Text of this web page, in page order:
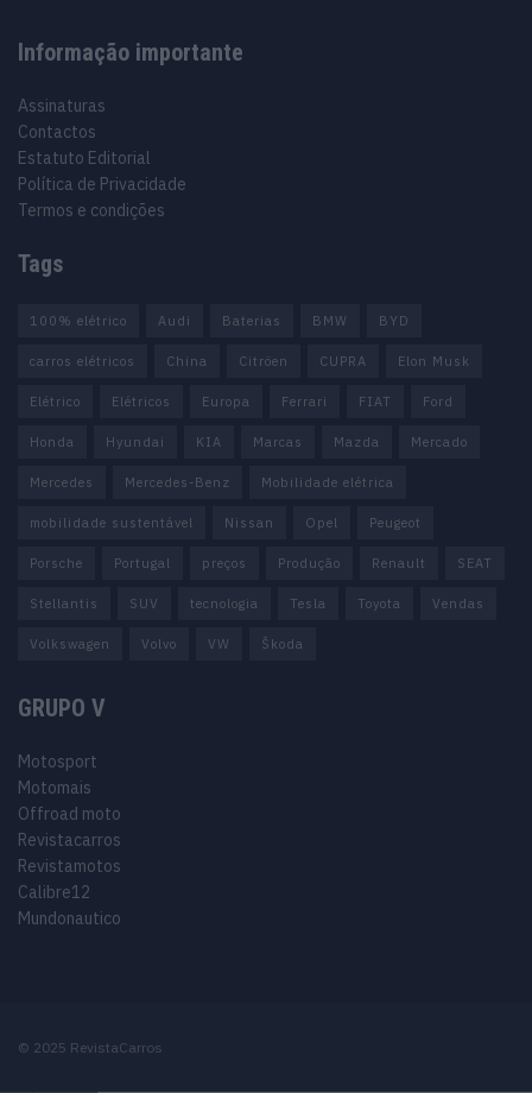
Informação importante
Assinaturas
Contactos
Estatuto Editorial
Política de Privacidade
Termos e condições
Tags
100% elétrico Audi Baterias BMW BYD
carros elétricos China Citröen CUPRA Elon Musk
Elétrico Elétricos Europa Ferrari FIAT Ford
Honda Hyundai KIA Marcas Mazda Mercado
Mercedes Mercedes-Benz Mobilidade elétrica
mobilidade sustentável Nissan Opel Peugeot
Porsche Portugal preços Produção Renault SEAT
Stellantis SUV tecnologia Tesla Toyota Vendas
Volkswagen Volvo VW Škoda
GRUPO V
Motosport
Motomais
Offroad moto
Revistacarros
Revistamotos
Calibre12
Mundonautico
© 2025 RevistaCarros